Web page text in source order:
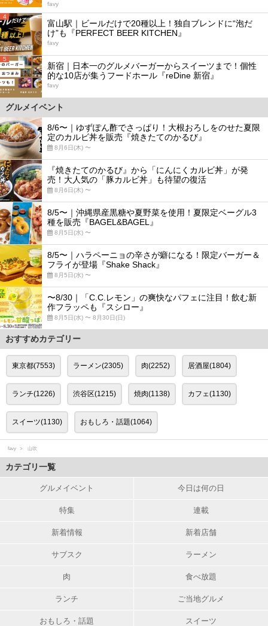
favy
4
富山駅｜ビールだけで20種以上！独自ブレンドに“泡だ
け”も『PERFECT BEER KITCHEN』
favy
5
新宿｜日本一のグルメバーガーからスイーツまで！個性
的な10店が集うフードホール『reDine 新宿』
favy
グルメイベント
8/6〜｜ゆずぽん酢でさっぱり！大根おろしをのせた夏限
定のカルビ丼を販売『焼きたてのかるび』
8月6日(木) 〜
『焼きたてのかるび』から「にんにくカルビ丼」が発
売！大人気の「豚カルビ丼」も待望の復活
8月6日(木) 〜
8/5〜｜沖縄県産黒糖や夏野菜を使用！夏限定ベーグル3
種を販売『BAGEL&BAGEL』
8月5日(水) 〜
8/5〜｜ハラペーニョの辛さが癖になる！限定バーガー＆
フライが登場『Shake Shack』
8月5日(水) 〜
〜8/30｜「C.C.レモン」の爽快なパフェに注目！飲む新
作フラッペも『スシロー』
8月5日(水) 〜 8月30日(日)
おすすめカテゴリー
東京都(7553) ラーメン(2305) 肉(2252) 居酒屋(1804)
ランチ(1226) 渋谷区(1215) 焼肉(1138) カフェ(1130)
スイーツ(1130) おもしろ・話題(1064)
favy 山吹
カテゴリ一覧
グルメイベント 今日は何の日
特集 連載
新着情報 新着店舗
サブスク ラーメン
肉 食べ放題
ランチ ご当地グルメ
おもしろ・話題 スイーツ